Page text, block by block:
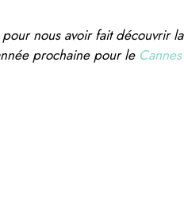
nous avoir fait découvrir la
prochaine pour le Cannes